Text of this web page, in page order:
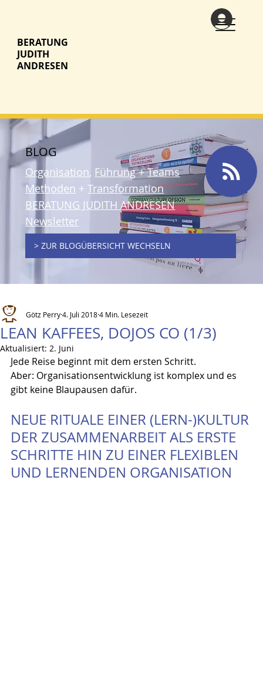
BERATUNG
JUDITH
ANDRESEN
BLOG
Organisation, Führung+Teams
Methoden +Transformation
BERATUNG JUDITH ANDRESEN
Newsletter
> ZUR BLOGÜBERSICHT WECHSELN
LEAN KAFFEES, DOJOS CO (1/3)
Götz Perry4. Juli 20184 Min. Lesezeit
Aktualisiert: 2. Juni
Jede Reise beginnt mit dem ersten Schritt.
Aber: Organisationsentwicklung ist komplex und es
gibt keine Blaupausen dafür.
NEUE RITUALE EINER (LERN-)KULTUR
DER ZUSAMMENARBEIT ALS ERSTE
SCHRITTE HIN ZU EINER FLEXIBLEN
UND LERNENDEN ORGANISATION